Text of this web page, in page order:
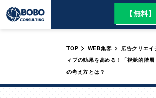
【無料
TOP > WEB集客 > 広告クリエイ
ィブの効果を高める！「視覚的階層
の考え方とは？